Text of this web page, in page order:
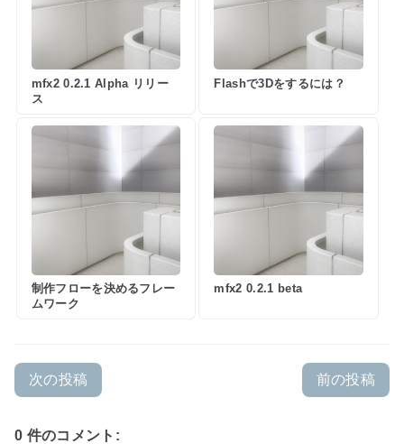
mfx2 0.2.1 Alpha リリー
ス
Flashで3Dをするには？
制作フローを決めるフレー
ムワーク
mfx2 0.2.1 beta
次の投稿 前の投稿
0 件のコメント: